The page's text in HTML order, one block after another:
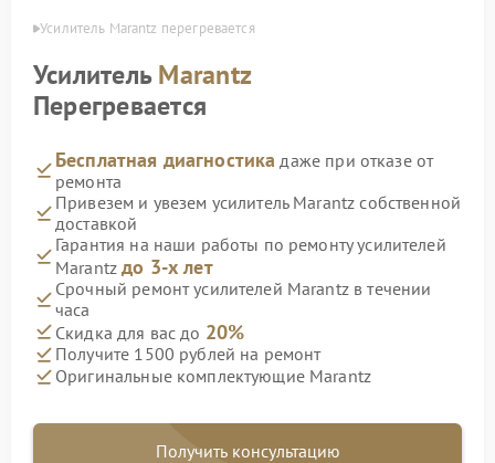
Усилитель Marantz перегревается
УсилительMarantz
Перегревается
Бесплатная диагностика даже при отказе от
ремонта
Привезем и увезем усилитель Marantz собственной
доставкой
Гарантия на наши работы по ремонту усилителей
Marantzдо 3-х лет
Срочный ремонт усилителей Marantz в течении
часа
Скидка для вас до 20%
Получите 1500 рублей на ремонт
Оригинальные комплектующие Marantz
Получить консультацию